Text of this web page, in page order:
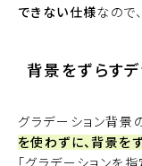
できない仕様なので
背景をずらす
グラデーション背景
を使わずに、背景を
「グラデーションを